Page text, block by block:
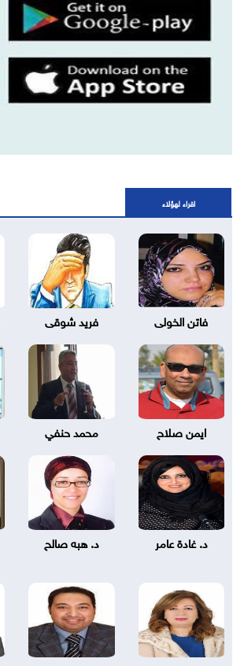
اقراء لهؤلاء
فاتن الخولى فريد شوقى
ايمن صلاح محمد حنفي
د. غادة عامر د. هبه صالح